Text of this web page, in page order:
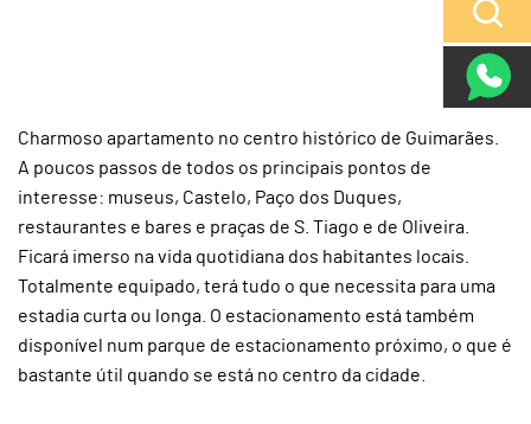
Charmoso apartamento no centro histórico de Guimarães.
A poucos passos de todos os principais pontos de
interesse: museus, Castelo, Paço dos Duques,
restaurantes e bares e praças de S. Tiago e de Oliveira.
Ficará imerso na vida quotidiana dos habitantes locais.
Totalmente equipado, terá tudo o que necessita para uma
estadia curta ou longa. O estacionamento está também
disponível num parque de estacionamento próximo, o que é
bastante útil quando se está no centro da cidade.